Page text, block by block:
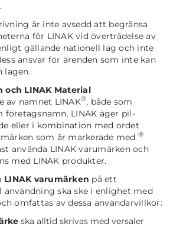
är inte avsedd att begränsa
för LINAK vid överträdelse av
gällande nationell lag och inte
ansvar för ärenden som inte kan
lagen.
och LINAK Material
av namnet LINAK®, både som
företagsnamn. LINAK äger pil-
eller i kombination med ordet
som är markerade med ®
använda LINAK varumärken och
med LINAK produkter.
LINAK varumärken på ett
användning ska ske i enlighet med
omfattas av dessa användarvillkor:
ska alltid skrivas med versaler